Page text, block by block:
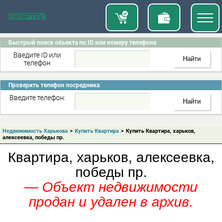
Быстрый поиск обьекта по ID или номеру телефона
Введите ID или
телефон
Проверить телефон посредника
Введите телефон:
Недвижимость Харькова > Купить Квартира > Купить Квартира, харьков,
алексеевка, победы пр.
Квартира, харьков, алексеевка,
победы пр.
— Объект недвижимости
продан и удален в архив.